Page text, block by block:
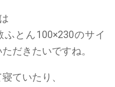
とん100×230のサイ
だきたいですね。
ていたり、